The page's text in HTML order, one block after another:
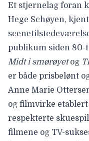
Et stjernelag foran
Hege Schøyen,
publikum siden 80-
Midt i smørøyetog
er både prisbelønt
Anne Marie
og filmvirke etablert
respekterte
filmene og TV-